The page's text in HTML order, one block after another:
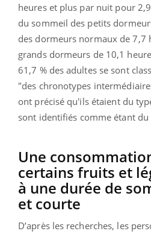
heures et plus par nuit pour
du sommeil des petits
des dormeurs normaux de 7,7
grands dormeurs de 10,1
61,7 % des adultes se sont
"des chronotypes
ont précisé qu'ils étaient du
sont identifiés comme étant
Une
certains fruits et
à une durée de
et courte
D’après les recherches, les